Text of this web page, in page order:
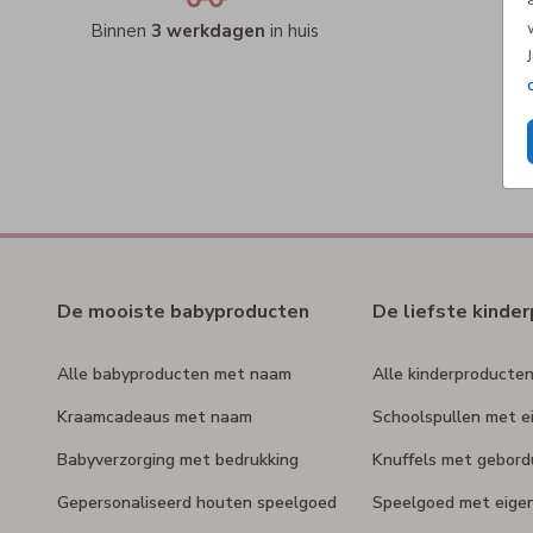
Binnen 3 werkdagen in huis
De mooiste babyproducten
Alle babyproducten met naam
Kraamcadeaus met naam
Babyverzorging met bedrukking
Gepersonaliseerd houten speelgoed
De liefste
Alle
Schoolspullen met
Knuffels met
Speelgoed met